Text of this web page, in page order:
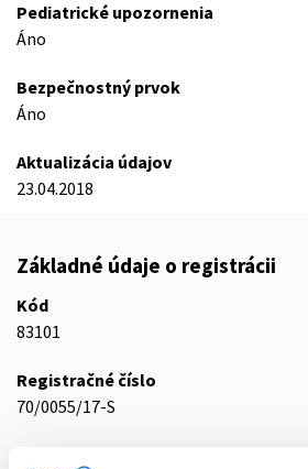
Pediatrické upozornenia
Áno
Bezpečnostný prvok
Áno
Aktualizácia údajov
23.04.2018
Základné údaje o registrácii
Kód
83101
Registračné číslo
70/0055/17-S